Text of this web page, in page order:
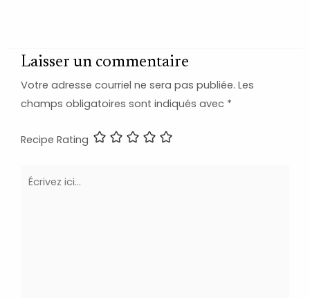
Laisser un commentaire
Votre adresse courriel ne sera pas publiée. Les
champs obligatoires sont indiqués avec *
Recipe Rating
Écrivez